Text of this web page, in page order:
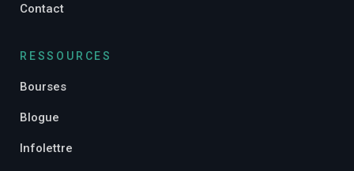
Contact
RESSOURCES
Bourses
Blogue
Infolettre